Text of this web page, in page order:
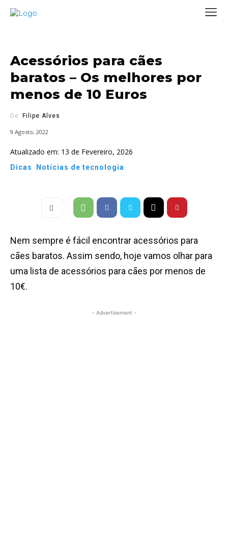
Acessórios para cães
baratos – Os melhores por
menos de 10 Euros
De: Filipe Alves
9 Agosto, 2022
Atualizado em: 13 de Fevereiro, 2026
Dicas Notícias de tecnologia
Nem sempre é fácil encontrar acessórios para
cães baratos. Assim sendo, hoje vamos olhar para
uma lista de acessórios para cães por menos de
10€.
- Advertisement -